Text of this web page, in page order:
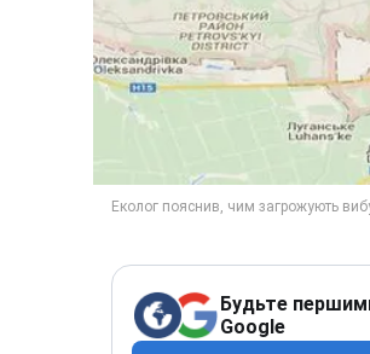
Будьте
Google